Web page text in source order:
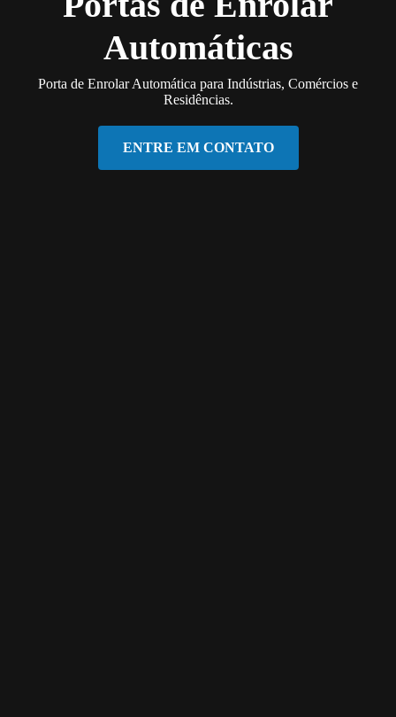
Automáticas
Porta de Enrolar Automática para Indústrias, Comércios e
Residências.
ENTRE EM CONTATO